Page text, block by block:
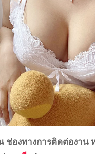
ช่องทางการติดต่องาน